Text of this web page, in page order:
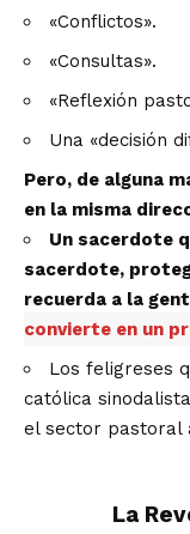
«Conflictos».
«Consultas».
«Reflexión
Una «decisión
Pero, de alguna
en la misma
Un sacerdote
sacerdote,
recuerda a la
convierte en un
Los feligreses
católica
el sector pastoral
La